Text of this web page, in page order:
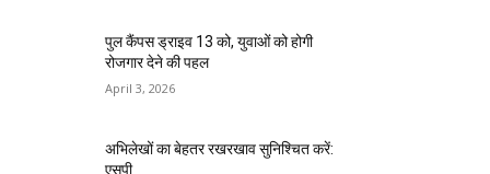
पुल कैंपस ड्राइव 13 को, युवाओं को होगी
रोजगार देने की पहल
April 3, 2026
अभिलेखों का बेहतर रखरखाव सुनिश्चित करें:
एसपी